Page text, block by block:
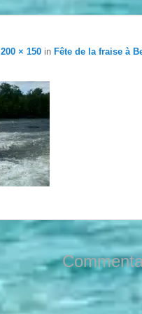
200 × 150 in Fête de la fraise à